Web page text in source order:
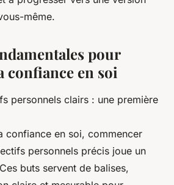
même.
pour
confiance en soi
personnels clairs : une première
confiance en soi, commencer
personnels précis joue un
buts servent de balises,